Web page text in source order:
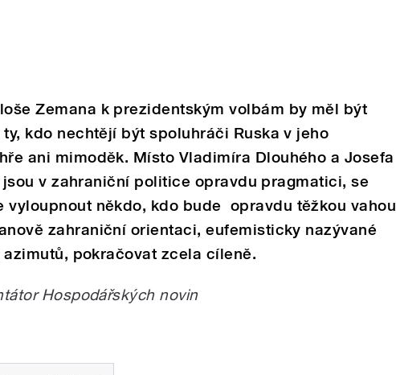
Zemana k prezidentským volbám by měl být
kdo nechtějí být spoluhráči Ruska v jeho
ani mimoděk. Místo Vladimíra Dlouhého a Josefa
v zahraniční politice opravdu pragmatici, se
vyloupnout někdo, kdo bude opravdu těžkou vahou
zahraniční orientaci, eufemisticky nazývané
pokračovat zcela cíleně.
Hospodářských novin